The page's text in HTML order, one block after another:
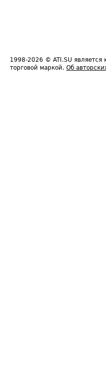
1998-2026 © ATI.SU является
торговой маркой. Об